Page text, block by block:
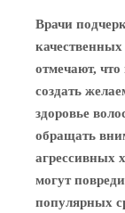
Врачи
отмечают,
создать
здоровье
обращать
агрессивных
могут
популярных